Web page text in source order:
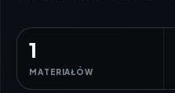
1
MATERIAŁÓW